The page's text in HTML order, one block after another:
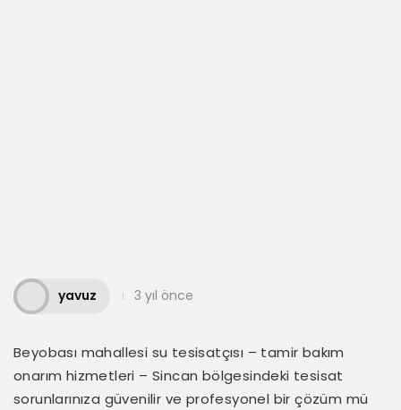
yavuz 3 yıl önce
Beyobası mahallesi su tesisatçısı – tamir bakım
onarım hizmetleri – Sincan bölgesindeki tesisat
sorunlarınıza güvenilir ve profesyonel bir çözüm mü